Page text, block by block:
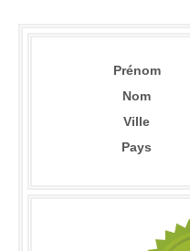
Prénom
Nom
Ville
Pays